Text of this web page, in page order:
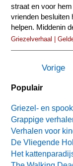
straat en voor
vrienden besluiten
helpen. Middenin
Griezelverhaal |
Vorige
Populair
Griezel- en
Grappige
Verhalen voor
De Vliegende
Het